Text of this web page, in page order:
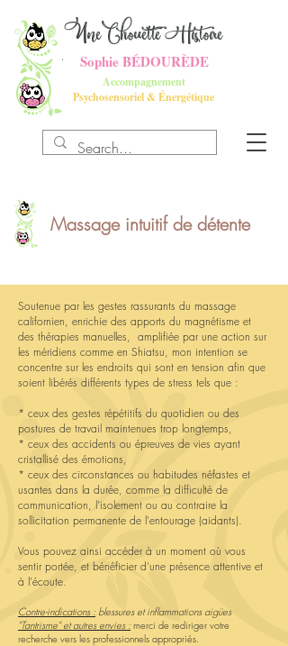
Accompagnement
Psychosensoriel&Énergétique
Sophie BÉDOURÈDE
UneChouette Histoire
Massage intuitif de détente
Soutenue par les gestes rassurants du massage
californien, enrichie des apports du magnétisme et
des thérapies manuelles, amplifiée par une action sur
les méridiens comme en Shiatsu, mon intention se
concentre sur les endroits qui sont en tension afin que
soient libérés différents types de stress tels que :
* ceux des gestes répétitifs du quotidien ou des
postures de travail maintenues trop longtemps,
* ceux des accidents ou épreuves de vies ayant
cristallisé des émotions,
* ceux des circonstances ou habitudes néfastes et
usantes dans la durée, comme la difficulté de
communication, l'isolement ou au contraire la
sollicitation permanente de l'entourage (aidants).
Vous pouvez ainsi accéder à un moment où vous
sentir portée, et bénéficier d'une présence attentive et
à l'écoute.
Contre-indications : blessures et inflammations aigües
"Tantrisme" et autres envies :merci de rediriger votre
recherche vers les professionnels appropriés.